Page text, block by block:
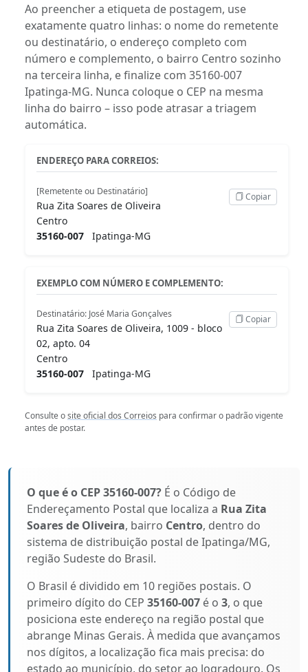
Ao preencher a etiqueta de postagem, use
exatamente quatro linhas: o nome do remetente
ou destinatário, o endereço completo com
número e complemento, o bairro Centro sozinho
na terceira linha, e finalize com 35160-007
Ipatinga-MG. Nunca coloque o CEP na mesma
linha do bairro – isso pode atrasar a triagem
automática.
ENDEREÇO PARA CORREIOS:
[Remetente ou Destinatário]
Rua Zita Soares de Oliveira
Centro
35160-007 Ipatinga-MG
Copiar
EXEMPLO COM NÚMERO E COMPLEMENTO:
Destinatário: José Maria Gonçalves
Rua Zita Soares de Oliveira, 1009 - bloco
02, apto. 04
Centro
35160-007 Ipatinga-MG
Copiar
Consulte osite oficial dos Correios para confirmar o padrão vigente
antes de postar.
O que é o CEP 35160-007? É o Código de
Endereçamento Postal que localiza a Rua Zita
Soares de Oliveira, bairro Centro, dentro do
sistema de distribuição postal de Ipatinga/MG,
região Sudeste do Brasil.
O Brasil é dividido em 10 regiões postais. O
primeiro dígito do CEP 35160-007 é o 3, o que
posiciona este endereço na região postal que
abrange Minas Gerais. À medida que avançamos
nos dígitos, a localização fica mais precisa: do
estado ao município, do setor ao logradouro. Os